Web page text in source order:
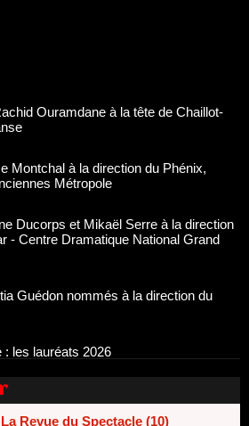
Montchal à la direction du Phénix,
Métropole
Ducorps et Mikaël Serre à la direction
- Centre Dramatique National Grand
Guédon nommés à la direction du
les lauréats 2026
pour le cirque, les lauréats 2026 !
2026
Revue du Spectacle (10)